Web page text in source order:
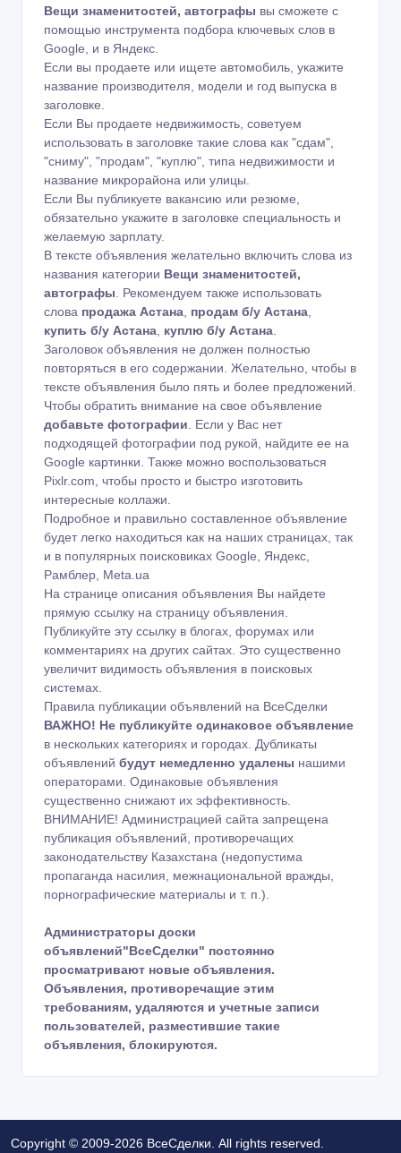
Вещи знаменитостей, автографы вы сможете с
помощью инструмента подбора ключевых слов в
Google
и в Яндекс
Если вы продаете или ищете автомобиль, укажите
название производителя, модели и год выпуска в
заголовке.
Если Вы продаете недвижимость, советуем
использовать в заголовке такие слова как "сдам",
"сниму", "продам", "куплю", типа недвижимости и
название микрорайона или улицы.
Если Вы публикуете вакансию или резюме,
обязательно укажите в заголовке специальность и
желаемую зарплату.
В тексте объявления желательно включить слова из
названия категории Вещи знаменитостей,
автографы . Рекомендуем также использовать
слова продажа Астана продам б/у Астана
купить б/у Астана куплю б/у Астана
Заголовок объявления не должен полностью
повторяться в его содержании. Желательно, чтобы в
тексте объявления было пять и более предложений.
Чтобы обратить внимание на свое объявление
добавьте фотографии . Если у Вас нет
подходящей фотографии под рукой, найдите ее на
Google картинки . Также можно воспользоваться
Pixlr.com , чтобы просто и быстро изготовить
интересные коллажи.
Подробное и правильно составленное объявление
будет легко находиться как на наших страницах, так
и в популярных поисковиках Google, Яндекс,
Рамблер, Meta.ua
На странице описания объявления Вы найдете
прямую ссылку на страницу объявления.
Публикуйте эту ссылку в блогах, форумах или
комментариях на других сайтах. Это существенно
увеличит видимость объявления в поисковых
системах.
Правила публикации объявлений на ВсеСделки
ВАЖНО! Не публикуйте одинаковое объявление
в нескольких категориях и городах. Дубликаты
объявлений будут немедленно удалены нашими
операторами. Одинаковые объявления
существенно снижают их эффективность.
ВНИМАНИЕ! Администрацией сайта запрещена
публикация объявлений, противоречащих
законодательству Казахстана (недопустима
пропаганда насилия, межнациональной вражды,
порнографические материалы и т. п.).
Администраторы доски
объявлений"ВсеСделки" постоянно
просматривают новые объявления.
Объявления, противоречащие этим
требованиям, удаляются и учетные записи
пользователей, разместившие такие
объявления, блокируются.
Copyright © 2009-2026 ВсеСделки. All rights reserved.